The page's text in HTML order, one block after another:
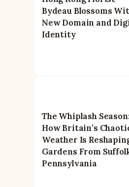
Bydeau Blossoms
New Domain and
Identity
The Whiplash
How Britain’s
Weather Is
Gardens From
Pennsylvania